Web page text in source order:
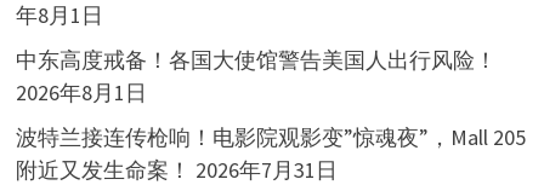
年8月1日
中东高度戒备！各国大使馆警告美国人出行风险！
2026年8月1日
波特兰接连传枪响！电影院观影变”惊魂夜”，Mall 205
附近又发生命案！ 2026年7月31日